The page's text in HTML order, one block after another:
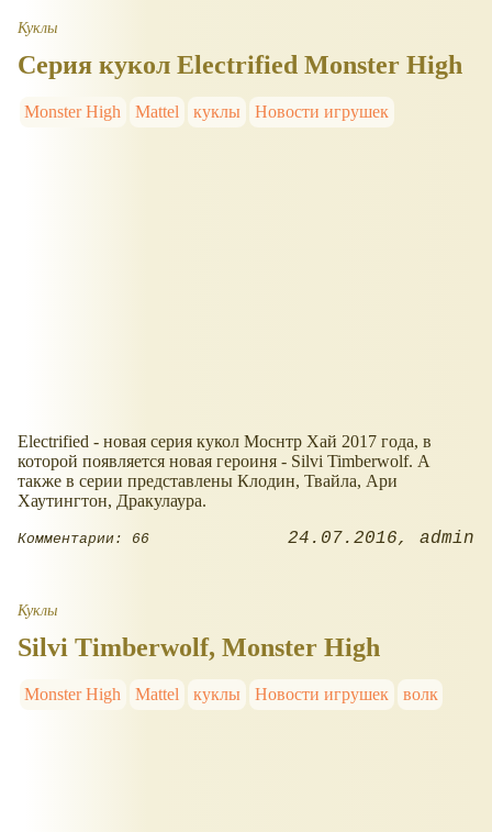
Куклы
Серия кукол Electrified Monster High
Monster High Mattel куклы Новости игрушек
Electrified - новая серия кукол Моснтр Хай 2017 года, в
которой появляется новая героиня - Silvi Timberwolf. А
также в серии представлены Клодин, Твайла, Ари
Хаутингтон, Дракулаура.
Комментарии: 66 24.07.2016 admin
Куклы
Silvi Timberwolf, Monster High
Monster High Mattel куклы Новости игрушек волк